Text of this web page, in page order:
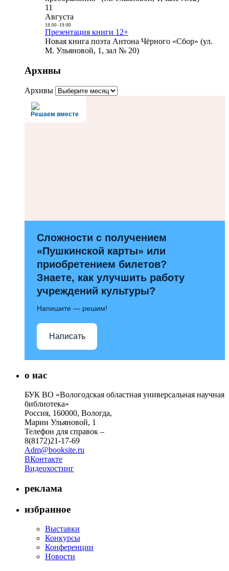
11
Августа
18:00- 19:00
Презентация книги 12+
Новая книга поэта Антона Чёрного «Сбор» (ул.
М. Ульяновой, 1, зал № 20)
Архивы
Архивы
Решаем вместе
Сложности с получением
«Пушкинской карты» или
приобретением билетов?
Знаете, как улучшить работу
учреждений культуры?
Напишите — решим!
Написать
о нас
БУК ВО «Вологодская областная универсальная научная
библиотека»
Россия, 160000, Вологда,
Марии Ульяновой, 1
Телефон для справок –
8(8172)21-17-69
Adm@booksite.ru
ВКонтакте
Видеохостинг
реклама
избранное
Выставки
Конкурсы
Конференции
Новости